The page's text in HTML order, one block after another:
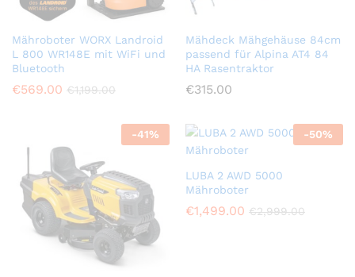
Mähroboter WORX Landroid
L 800 WR148E mit WiFi und
Bluetooth
€569.00 €1,199.00
Mähdeck Mähgehäuse 84cm
passend für Alpina AT4 84
HA Rasentraktor
€315.00
-41% -50%
LUBA 2 AWD 5000
Mähroboter
€1,499.00 €2,999.00